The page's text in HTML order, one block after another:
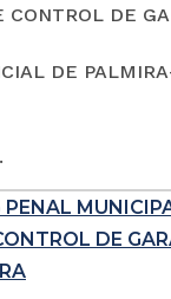
CONTROL DE
DE
DE